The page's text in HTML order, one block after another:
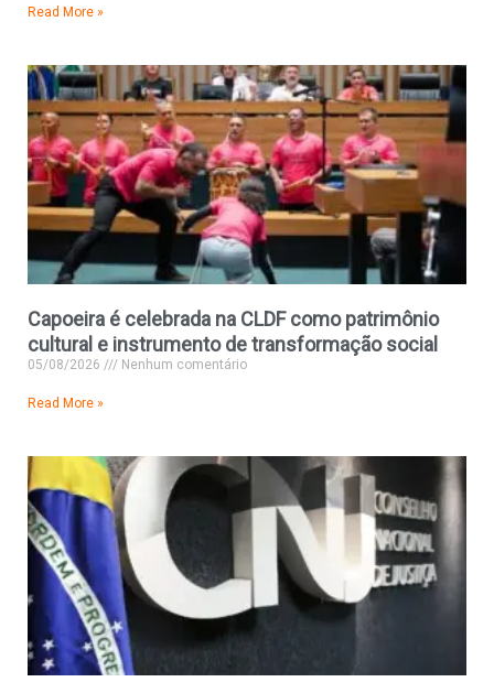
Read More »
Capoeira é celebrada na CLDF como patrimônio
cultural e instrumento de transformação social
05/08/2026 Nenhum comentário
Read More »